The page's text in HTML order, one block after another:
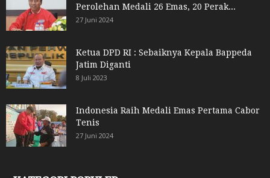
Perolehan Medali 26 Emas, 20 Perak...
27 Juni 2024
Ketua DPD RI : Sebaiknya Kepala Bappeda
Jatim Diganti
8 Juli 2023
Indonesia Raih Medali Emas Pertama Cabor
Tenis
27 Juni 2024